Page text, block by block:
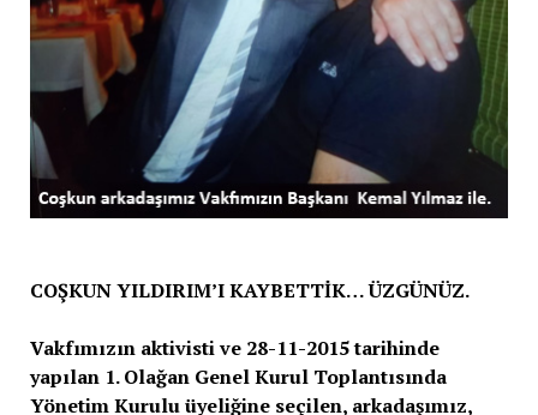
COŞKUN YILDIRIM’I KAYBETTİK… ÜZGÜNÜZ.
Vakfımızın aktivisti ve 28-11-2015 tarihinde
yapılan 1. Olağan Genel Kurul Toplantısında
Yönetim Kurulu üyeliğine seçilen, arkadaşımız,